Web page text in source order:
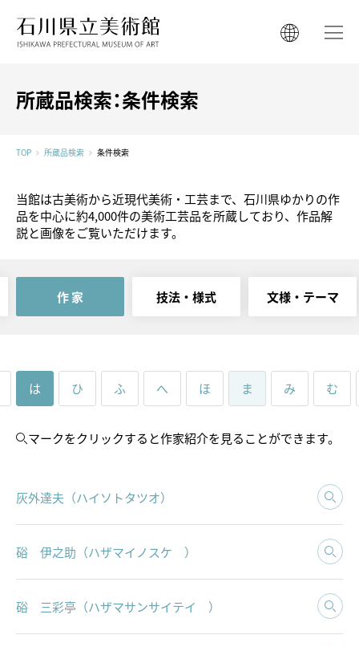
한국어
所蔵品検索：条件検索
TOP 所蔵品検索 条件検索
当館は古美術から近現代美術・工芸まで、石川県ゆかりの作
品を中心に約4,000件の美術工芸品を所蔵しており、作品解
説と画像をご覧いただけます。
作 家 技法・ 様式 文様・ テーマ
は ひ ふ へ ほ ま み む
マークをクリックすると作家紹介を見ることができます。
灰外達夫（ハイソトタツオ）
硲 伊之助（ハザマイノスケ ）
硲 三彩亭（ハザマサンサイテイ ）
トピックス
画像利用について
オンラインポリシー
おうちで楽しむ石川県立美術
繁體中文